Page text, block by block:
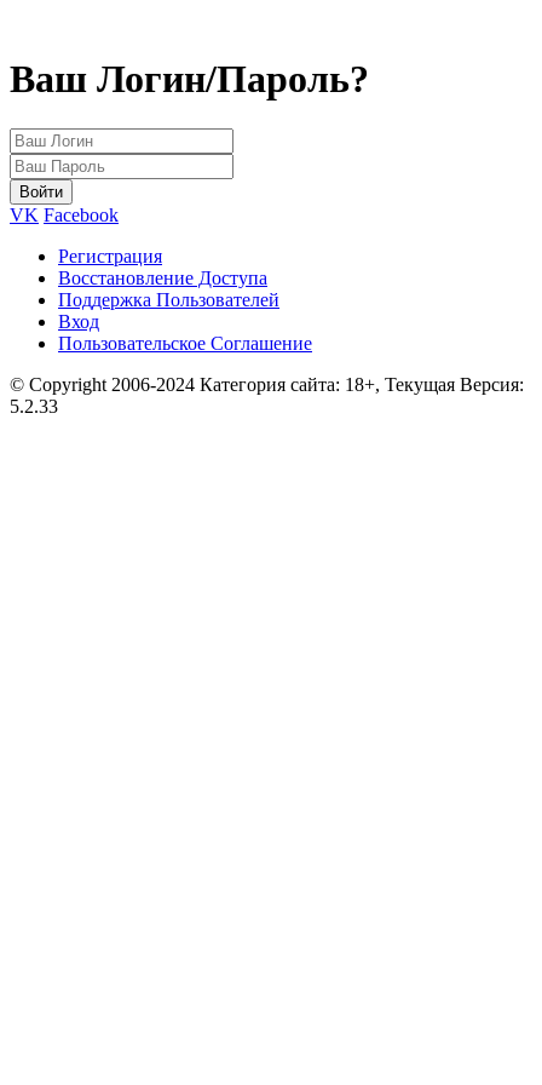
Ваш Логин/Пароль?
VK Facebook
Регистрация
Восстановление Доступа
Поддержка Пользователей
Вход
Пользовательское Соглашение
© Copyright 2006-2024 Категория сайта: 18+, Текущая Версия:
5.2.33